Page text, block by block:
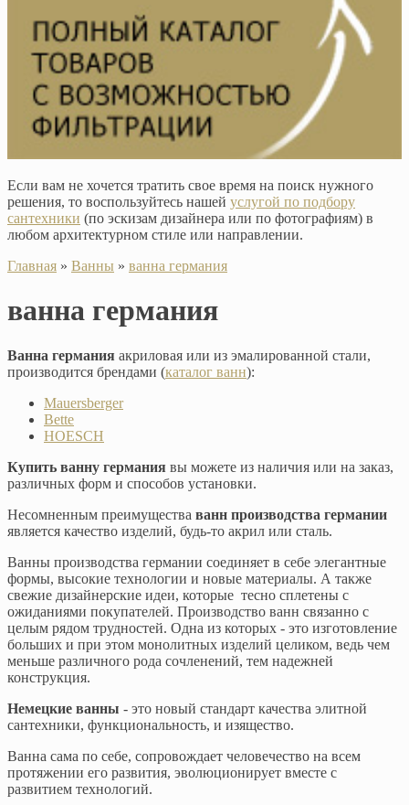
Если вам не хочется тратить свое время на поиск нужного
решения, то воспользуйтесь нашей услугой по подбору
сантехники (по эскизам дизайнера или по фотографиям) в
любом архитектурном стиле или направлении.
Главная » Ванны » ванна германия
ванна германия
Ванна германия акриловая или из эмалированной стали,
производится брендами (каталог ванн):
Mauersberger
Bette
HOESCH
Купить ванну германия вы можете из наличия или на заказ,
различных форм и способов установки.
Несомненным преимущества ванн производства германии
является качество изделий, будь-то акрил или сталь.
Ванны производства германии соединяет в себе элегантные
формы, высокие технологии и новые материалы. А также
свежие дизайнерские идеи, которые тесно сплетены с
ожиданиями покупателей. Производство ванн связанно с
целым рядом трудностей. Одна из которых - это изготовление
больших и при этом монолитных изделий целиком, ведь чем
меньше различного рода сочленений, тем надежней
конструкция.
Немецкие ванны - это новый стандарт качества элитной
сантехники, функциональность, и изящество.
Ванна сама по себе, сопровождает человечество на всем
протяжении его развития, эволюционирует вместе с
развитием технологий.